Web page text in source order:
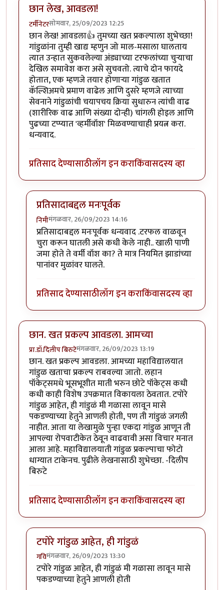
छान लेख, आवडला!
टर्मीनेटरसोमवार, 25/09/2023 12:25
छान लेख! आवडला👍 तुमच्या खत प्रकल्पाला शुभेच्छा!
गांडुळांना तुम्ही खाद्य म्हणुन जो माल-मसाला घालताय
त्यात उन्हात सुकवलेल्या अंड्याच्या टरफलांच्या चुऱ्याचा
देखिल समावेश करा असे सुचवतो. त्याचे दोन फायदे
होतात, एक म्हणजे तयार होणाऱ्या गांडुळ खतात
कॅल्शिअमचे प्रमाण वाढेल आणि दुसरे म्हणजे त्याच्या
सेवनाने गांडुळांची चयापचय क्रिया सुधारुन त्यांची वाढ
(शारीरिक वाढ आणि संख्या दोन्ही) चांगली होइल आणि
पुढच्या टप्प्यात 'व्हर्मीवॉश' मिळवण्याचाही प्रयत्न करा.
धन्यवाद.
प्रतिसाद देण्यासाठीलॉग इन कराकिंवासदस्य व्हा
प्रतिसादाबद्दल मनःपूर्वक
निमीमंगळवार, 26/09/2023 14:16
In reply toछान लेख, आवडला!byटर्मीनेटर
प्रतिसादाबद्दल मनःपूर्वक धन्यवाद .टरफल वाळवून
चुरा करून घातली असे कधी केले नाही.. खाली पाणी
जमा होते ते वर्मी वॉश का? ते मात्र नियमित झाडांच्या
पानांवर मुळांवर घालते.
प्रतिसाद देण्यासाठीलॉग इन कराकिंवासदस्य व्हा
छान. खत प्रकल्प आवडला. आमच्या
प्रा.डॉ.दिलीप बिरुटेमंगळवार, 26/09/2023 13:19
छान. खत प्रकल्प आवडला. आमच्या महाविद्यालयात
गांडुळ खताचा प्रकल्प राबवल्या जातो. लहान
पॉकेट्समधे भूसभूशीत माती भरुन छोटे पॉकेट्स कधी
कधी काही विशेष उपक्रमात विकायला ठेवतात. टपोरे
गांडुळ आहेत, ही गांडुळं मी गळासा लावून मासे
पकडण्याच्या हेतुने आणली होती, पण ती गांडुळं जगली
नाहीत. आता या लेखामुळे पुन्हा एकदा गांडुळ आणून ती
आपल्या रोपवाटीकेत ठेवून वाढवावी असा विचार मनात
आला आहे. महाविद्यालयाती गांडुळ प्रकल्पाचा फोटो
धाग्यात टाकेनच. पुढीले लेखनासाठी शुभेच्छा. -दिलीप
बिरुटे
प्रतिसाद देण्यासाठीलॉग इन कराकिंवासदस्य व्हा
टपोरे गांडुळ आहेत, ही गांडुळं
गविमंगळवार, 26/09/2023 13:30
In reply toछान. खत प्रकल्प आवडला. आमच्याby
टपोरे गांडुळ आहेत, ही गांडुळं मी गळासा लावून मासे
पकडण्याच्या हेतुने आणली होती